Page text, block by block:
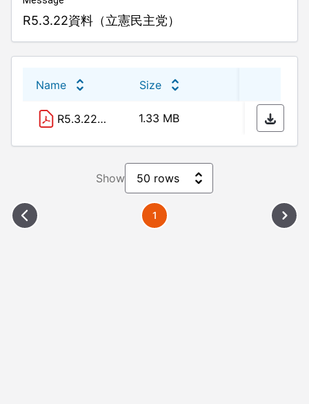
Please Wait
R5.3.22資料（立憲民主党）
Name Size
R5.3.22資料-2（立憲民主党）.pdf 1.33 MB
Show 50 rows
1